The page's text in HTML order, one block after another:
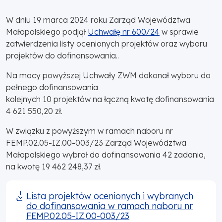
W dniu 19 marca 2024 roku Zarząd Województwa
Małopolskiego podjął Uchwałę nr 600/24 w sprawie
zatwierdzenia listy ocenionych projektów oraz wyboru
projektów do dofinansowania..
Na mocy powyższej Uchwały ZWM dokonał wyboru do
pełnego dofinansowania
kolejnych 10 projektów na łączną kwotę dofinansowania
4 621 550,20 zł.
W związku z powyższym w ramach naboru nr
FEMP.02.05-IZ.00-003/23 Zarząd Województwa
Małopolskiego wybrał do dofinansowania 42 zadania,
na kwotę 19 462 248,37 zł.
Lista projektów ocenionych i wybranych
do dofinansowania w ramach naboru nr
FEMP.02.05-IZ.00-003/23